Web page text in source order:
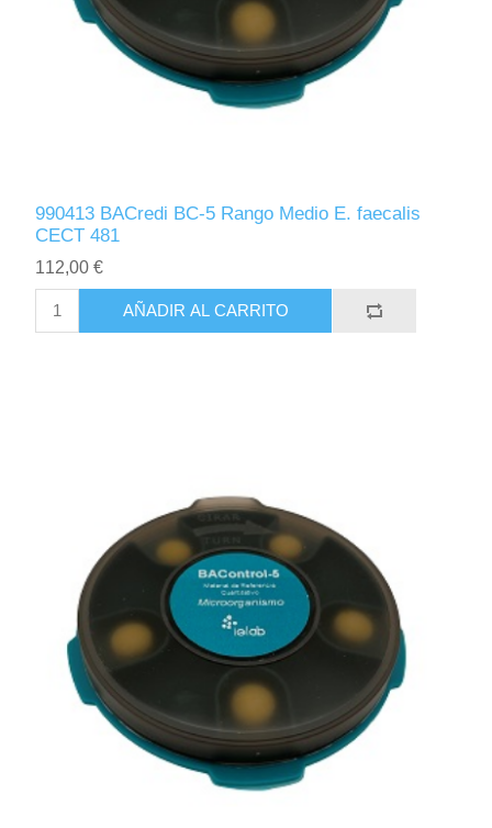
990413 BACredi BC-5 Rango Medio E. faecalis
CECT 481
112,00 €
AÑADIR AL CARRITO